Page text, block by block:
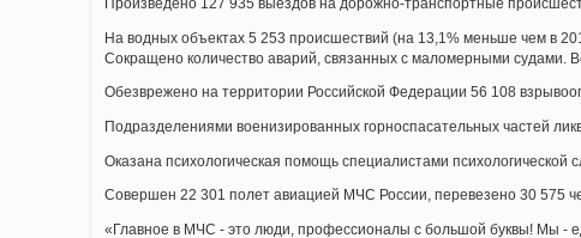
На водных объектах 5 253 происшествий (на 13,1% меньше чем в
Сокращено количество аварий, связанных с маломерными судами.
Обезврежено на территории Российской Федерации 56 108
Подразделениями военизированных горноспасательных частей
Оказана психологическая помощь специалистами
Совершен 22 301 полет авиацией МЧС России, перевезено 30 575
«Главное в МЧС - это люди, профессионалы с большой буквы! Мы -